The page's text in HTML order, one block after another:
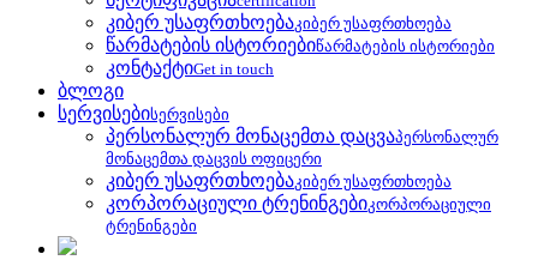
კიბერ უსაფრთხოებაკიბერ უსაფრთხოება
წარმატების ისტორიებიწარმატების ისტორიები
კონტაქტიGet in touch
ბლოგი
სერვისებისერვისები
პერსონალურ მონაცემთა დაცვაპერსონალურ
მონაცემთა დაცვის ოფიცერი
კიბერ უსაფრთხოებაკიბერ უსაფრთხოება
კორპორაციული ტრენინგებიკორპორაციული
ტრენინგები